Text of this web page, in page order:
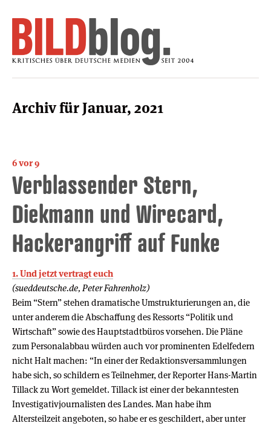
Archiv für Januar, 2021
6 vor 9
Verblassender Stern,
Diekmann und Wirecard,
Hackerangriff auf Funke
1. Und jetzt vertragt euch
(sueddeutsche.de, Peter Fahrenholz)
Beim “Stern” stehen dramatische Umstrukturierungen an, die
unter anderem die Abschaffung des Ressorts “Politik und
Wirtschaft” sowie des Hauptstadtbüros vorsehen. Die Pläne
zum Personalabbau würden auch vor prominenten Edelfedern
nicht Halt machen: “In einer der Redaktionsversammlungen
habe sich, so schildern es Teilnehmer, der Reporter Hans-Martin
Tillack zu Wort gemeldet. Tillack ist einer der bekanntesten
Investigativjournalisten des Landes. Man habe ihm
Altersteilzeit angeboten, so habe er es geschildert, aber unter